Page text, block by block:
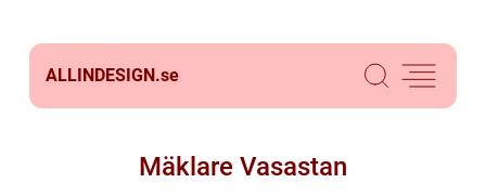
ALLINDESIGN.se
Mäklare Vasastan